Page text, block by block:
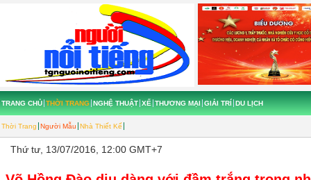
TRANG CHỦ THỜI TRANG
Thời Trang Người Mẫu Nhà Thiết Kế
NGHỆ THUẬT XẾ THƯƠNG MẠI GIẢI TRÍ DU LỊCH
Thứ tư, 13/07/2016, 12:00 GMT+7